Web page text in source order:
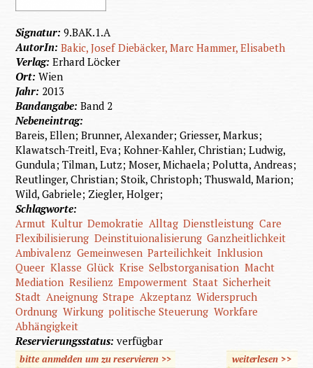
Signatur:9.BAK.1.A
AutorIn:Bakic, Josef Diebäcker, Marc Hammer, Elisabeth
Verlag:Erhard Löcker
Ort:Wien
Jahr: 2013
Bandangabe:Band 2
Nebeneintrag:
Bareis, Ellen; Brunner, Alexander; Griesser, Markus;
Klawatsch-Treitl, Eva; Kohner-Kahler, Christian; Ludwig,
Gundula; Tilman, Lutz; Moser, Michaela; Polutta, Andreas;
Reutlinger, Christian; Stoik, Christoph; Thuswald, Marion;
Wild, Gabriele; Ziegler, Holger;
Schlagworte:
Armut Kultur Demokratie Alltag Dienstleistung Care
Flexibilisierung Deinstituionalisierung Ganzheitlichkeit
Ambivalenz Gemeinwesen Parteilichkeit Inklusion
Queer Klasse Glück Krise Selbstorganisation Macht
Mediation Resilienz Empowerment Staat Sicherheit
Stadt Aneignung Strape Akzeptanz Widerspruch
Ordnung Wirkung politische Steuerung Workfare
Abhängigkeit
Reservierungsstatus:verfügbar
bitte anmelden um zu reservieren >> weiterlesen>>